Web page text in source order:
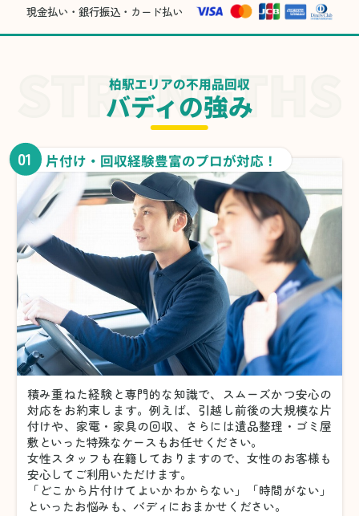
現金払い・銀行振込・カード払い
柏駅エリアの不用品回収
バディの強み
01 片付け・回収経験豊富のプロが対応！
積み重ねた経験と専門的な知識で、スムーズかつ安心の
対応をお約束します。例えば、引越し前後の大規模な片
付けや、家電・家具の回収、さらには遺品整理・ゴミ屋
敷といった特殊なケースもお任せください。
女性スタッフも在籍しておりますので、女性のお客様も
安心してご利用いただけます。
「どこから片付けてよいかわからない」「時間がない」
といったお悩みも、バディにおまかせください。